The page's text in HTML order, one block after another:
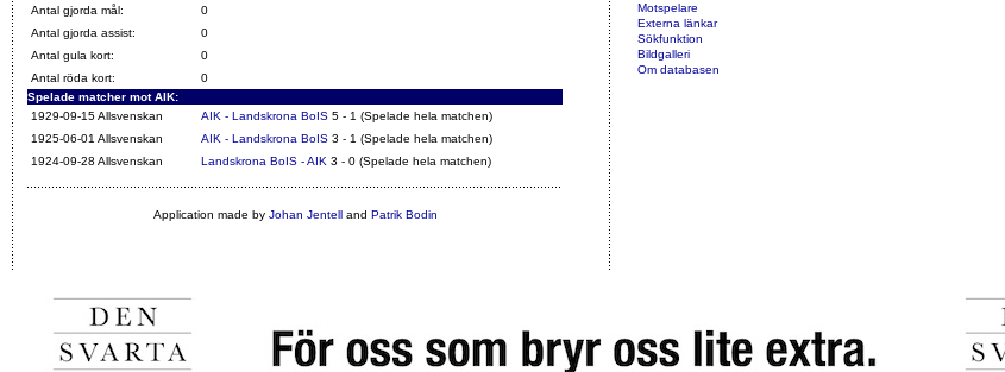
Antal gjorda mål:
0
Antal gjorda assist:
0
Antal gula kort:
0
Antal röda kort:
0
Spelade matcher mot AIK:
1929-09-15 Allsvenskan
AIK - Landskrona BoIS 5 - 1 (Spelade hela matchen)
1925-06-01 Allsvenskan
AIK - Landskrona BoIS 3 - 1 (Spelade hela matchen)
1924-09-28 Allsvenskan
Landskrona BoIS - AIK 3 - 0 (Spelade hela matchen)
Application made by Johan Jentelland Patrik Bodin
Motspelare
Externa länkar
Sökfunktion
Bildgalleri
Om databasen